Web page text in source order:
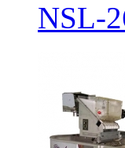
NSL-